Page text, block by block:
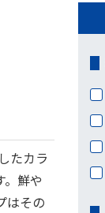
たカラ
鮮や
はその